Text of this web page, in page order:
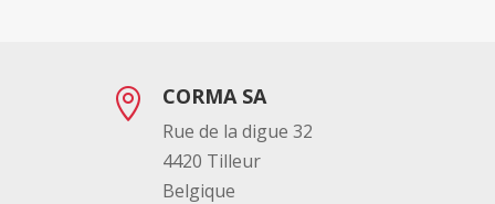
 CORMA SA
Rue de la digue 32
4420 Tilleur
Belgique